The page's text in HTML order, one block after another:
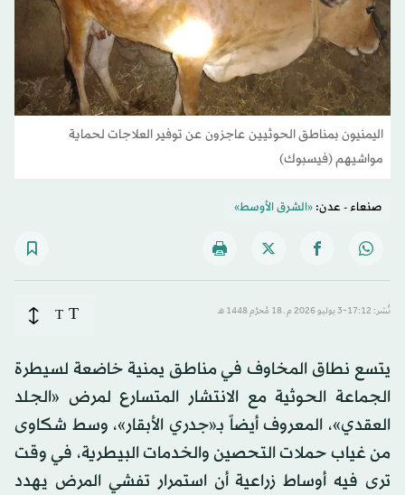
اليمنيون بمناطق الحوثيين عاجزون عن توفير العلاجات لحماية
مواشيهم (فيسبوك)
صنعاء - عدن:«الشرق الأوسط»
نُشر: 17:12-3 يوليو 2026 م ـ 18 مُحرَّم 1448 هـ T
T
يتسع نطاق المخاوف في مناطق يمنية خاضعة لسيطرة
الجماعة الحوثية مع الانتشار المتسارع لمرض «الجلد
العقدي»، المعروف أيضاً بـ«جدري الأبقار»، وسط شكاوى
من غياب حملات التحصين والخدمات البيطرية، في وقت
ترى فيه أوساط زراعية أن استمرار تفشي المرض يهدد